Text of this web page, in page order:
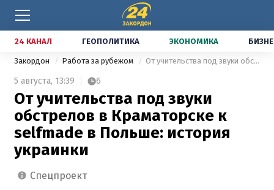
24 КАНАЛ ГЕОПОЛИТИКА ЭКОНОМИКА
Закордон Работа за рубежом От учительства под звуки обстрелов в Краматорске к selfmade в Польше: история украинки
5 августа, 13:39 6
От учительства под звуки
обстрелов в Краматорске к
selfmade в Польше: история
украинки
спецпроект